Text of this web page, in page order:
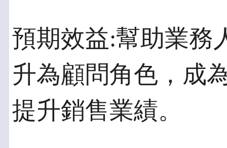
預期效益:幫助業務
升為顧問角色，成
提升銷售業績。